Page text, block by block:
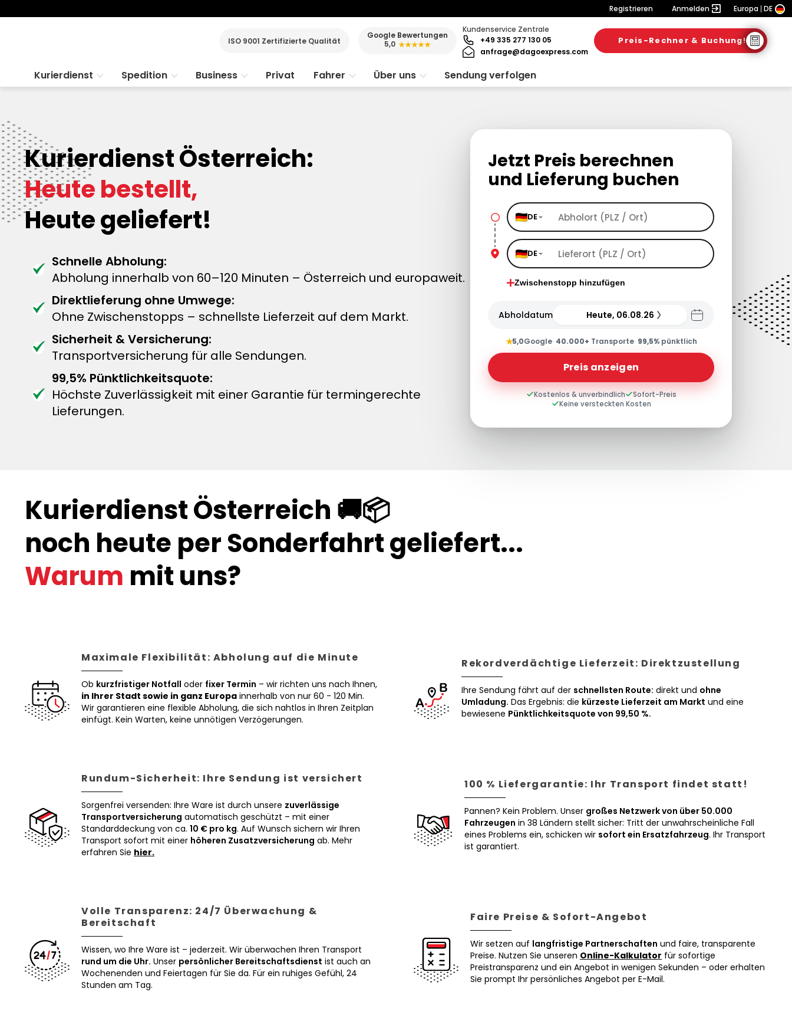
Registrieren Anmelden Europa DE
ISO 9001 Zertifizierte Qualität
Google Bewertungen
5,0 ★★★★★
Kundenservice Zentrale
+49 335 277 130 05
anfrage@dagoexpress.com
Preis-Rechner & Buchung!
Kurierdienst Spedition Business Privat Fahrer Über uns Sendung verfolgen
Kurierdienst Österreich:
Heute bestellt,
Heute geliefert!
Schnelle Abholung:
Abholung innerhalb von 60–120 Minuten – Österreich und europaweit.
Direktlieferung ohne Umwege:
Ohne Zwischenstopps – schnellste Lieferzeit auf dem Markt.
Sicherheit & Versicherung:
Transportversicherung für alle Sendungen.
99,5% Pünktlichkeitsquote:
Höchste Zuverlässigkeit mit einer Garantie für termingerechte
Lieferungen.
Jetzt Preis berechnen
und Lieferung buchen
DE
DE
Zwischenstopp hinzufügen
Abholdatum Heute, 06.08.26
★5,0Google· 40.000+ Transporte· 99,5%pünktlich
Preis anzeigen
Kostenlos & unverbindlich
Sofort-Preis
Keine versteckten Kosten
Kurierdienst Österreich 🚚📦
noch heute per Sonderfahrt geliefert...
Warum mit uns?
Maximale Flexibilität: Abholung auf die Minute
Ob kurzfristiger Notfall oder fixer Termin – wir richten uns nach Ihnen,
in Ihrer Stadt sowie in ganz Europa innerhalb von nur 60 - 120 Min.
Wir garantieren eine flexible Abholung, die sich nahtlos in Ihren Zeitplan
einfügt. Kein Warten, keine unnötigen Verzögerungen.
Rekordverdächtige Lieferzeit: Direktzustellung
Ihre Sendung fährt auf der schnellsten Route: direkt und ohne
Umladung. Das Ergebnis: die kürzeste Lieferzeit am Markt und eine
bewiesene Pünktlichkeitsquote von 99,50 %.
Rundum-Sicherheit: Ihre Sendung ist versichert
Sorgenfrei versenden: Ihre Ware ist durch unsere zuverlässige
Transportversicherung automatisch geschützt – mit einer
Standarddeckung von ca. 10 € pro kg. Auf Wunsch sichern wir Ihren
Transport sofort mit einer höheren Zusatzversicherung ab. Mehr
erfahren Sie hier.
100 % Liefergarantie: Ihr Transport findet statt!
Pannen? Kein Problem. Unser großes Netzwerk von über 50.000
Fahrzeugen in 38 Ländern stellt sicher: Tritt der unwahrscheinliche Fall
eines Problems ein, schicken wir sofort ein Ersatzfahrzeug. Ihr Transport
ist garantiert.
Volle Transparenz: 24/7 Überwachung &
Bereitschaft
Wissen, wo Ihre Ware ist – jederzeit. Wir überwachen Ihren Transport
rund um die Uhr. Unser persönlicher Bereitschaftsdienst ist auch an
Wochenenden und Feiertagen für Sie da. Für ein ruhiges Gefühl, 24
Stunden am Tag.
Faire Preise & Sofort-Angebot
Wir setzen auf langfristige Partnerschaften und faire, transparente
Preise. Nutzen Sie unseren Online-Kalkulator für sofortige
Preistransparenz und ein Angebot in wenigen Sekunden – oder erhalten
Sie prompt Ihr persönliches Angebot per E-Mail.